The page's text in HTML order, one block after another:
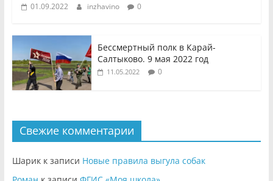
01.09.2022 inzhavino 0
Бессмертный полк в Карай-
Салтыково. 9 мая 2022 год
11.05.2022 0
Свежие комментарии
Шарикк записи Новые правила выгула собак